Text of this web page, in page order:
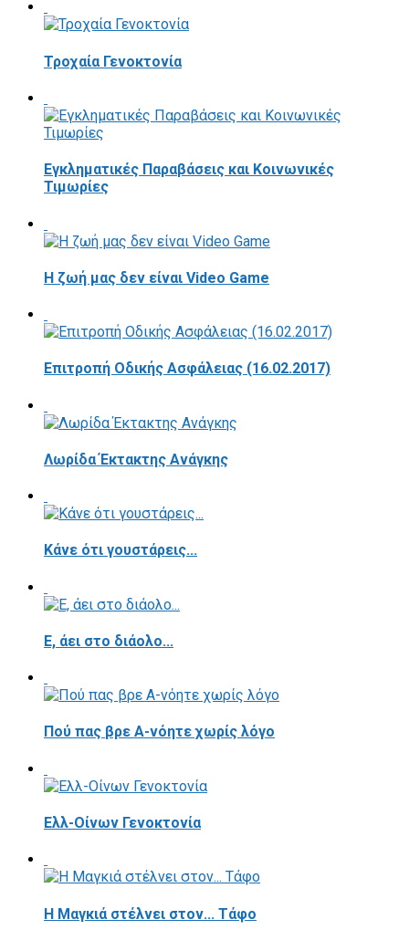
Τροχαία Γενοκτονία
Εγκληματικές Παραβάσεις και Κοινωνικές
Τιμωρίες
Η ζωή μας δεν είναι Video Game
Επιτροπή Οδικής Ασφάλειας (16.02.2017)
Λωρίδα Έκτακτης Ανάγκης
Κάνε ότι γουστάρεις...
E, άει στο διάολο...
Πού πας βρε Α-νόητε χωρίς λόγο
Ελλ-Οίνων Γενοκτονία
H Μαγκιά στέλνει στον... Τάφο